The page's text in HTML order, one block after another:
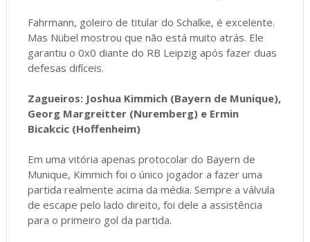
Fahrmann, goleiro de titular do Schalke, é excelente.
Mas Nübel mostrou que não está muito atrás. Ele
garantiu o 0x0 diante do RB Leipzig após fazer duas
defesas difíceis.
Zagueiros: Joshua Kimmich (Bayern de Munique),
Georg Margreitter (Nuremberg) e Ermin
Bicakcic (Hoffenheim)
Em uma vitória apenas protocolar do Bayern de
Munique, Kimmich foi o único jogador a fazer uma
partida realmente acima da média. Sempre a válvula
de escape pelo lado direito, foi dele a assistência
para o primeiro gol da partida.